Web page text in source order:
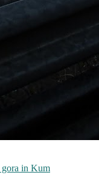
gora in Kum